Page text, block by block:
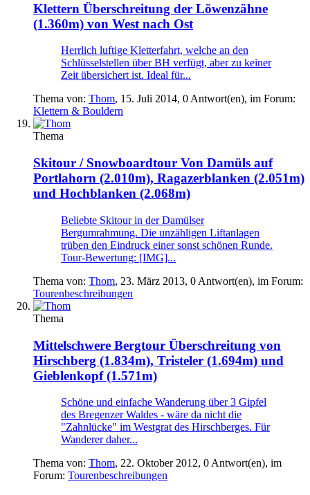
Klettern Überschreitung der Löwenzähne
(1.360m) von West nach Ost
Herrlich luftige Kletterfahrt, welche an den
Schlüsselstellen über BH verfügt, aber zu keiner
Zeit übersichert ist. Ideal für...
Thema von: Thom, 15. Juli 2014, 0 Antwort(en), im Forum:
Klettern & Bouldern
Thema
Skitour / Snowboardtour Von Damüls auf
Portlahorn (2.010m), Ragazerblanken (2.051m)
und Hochblanken (2.068m)
Beliebte Skitour in der Damülser
Bergumrahmung. Die unzähligen Liftanlagen
trüben den Eindruck einer sonst schönen Runde.
Tour-Bewertung: [IMG]...
Thema von: Thom, 23. März 2013, 0 Antwort(en), im Forum:
Tourenbeschreibungen
Thema
Mittelschwere Bergtour Überschreitung von
Hirschberg (1.834m), Tristeler (1.694m) und
Gieblenkopf (1.571m)
Schöne und einfache Wanderung über 3 Gipfel
des Bregenzer Waldes - wäre da nicht die
"Zahnlücke" im Westgrat des Hirschberges. Für
Wanderer daher...
Thema von: Thom, 22. Oktober 2012, 0 Antwort(en), im
Forum: Tourenbeschreibungen